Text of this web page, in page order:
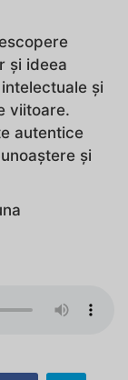
și ideea
și
viitoare.
autentice
și